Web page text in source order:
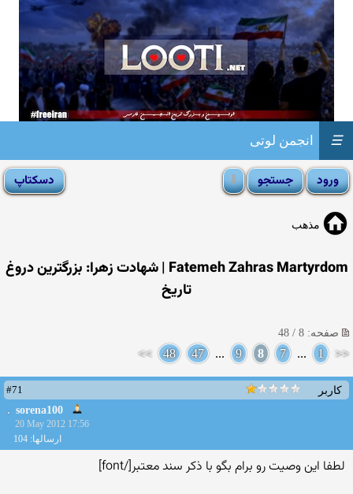
انجمن لوتی ☰
مذهب
Fatemeh Zahras Martyrdom | شهادت زهرا: بزرگترین دروغ
تاریخ
صفحه: 8 / 48
<<
1
...
7
8
9
...
47
48
>>
کاربر
#71
sorena100
20 May 2012 17:56
ارسالها: 104
لطفا این وصیت رو برام بگو با ذکر سند معتبر[/font]